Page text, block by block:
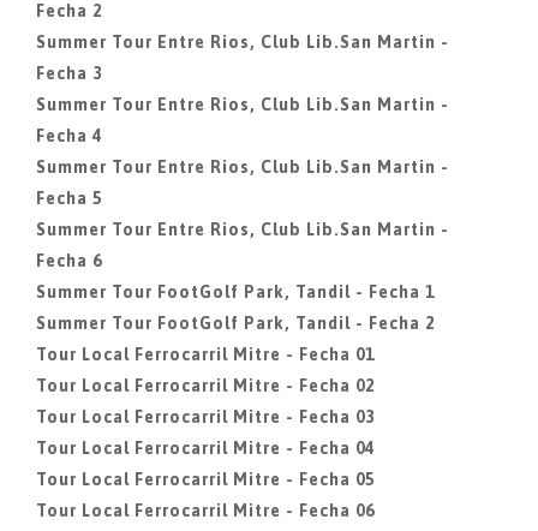
Fecha 2
Summer Tour Entre Rios, Club Lib.San Martin -
Fecha 3
Summer Tour Entre Rios, Club Lib.San Martin -
Fecha 4
Summer Tour Entre Rios, Club Lib.San Martin -
Fecha 5
Summer Tour Entre Rios, Club Lib.San Martin -
Fecha 6
Summer Tour FootGolf Park, Tandil - Fecha 1
Summer Tour FootGolf Park, Tandil - Fecha 2
Tour Local Ferrocarril Mitre - Fecha 01
Tour Local Ferrocarril Mitre - Fecha 02
Tour Local Ferrocarril Mitre - Fecha 03
Tour Local Ferrocarril Mitre - Fecha 04
Tour Local Ferrocarril Mitre - Fecha 05
Tour Local Ferrocarril Mitre - Fecha 06